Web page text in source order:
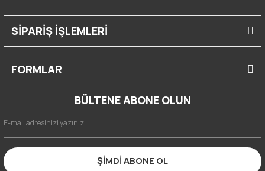
SİPARİŞ İŞLEMLERİ
FORMLAR
BÜLTENE ABONE OLUN
ŞİMDİ ABONE OL